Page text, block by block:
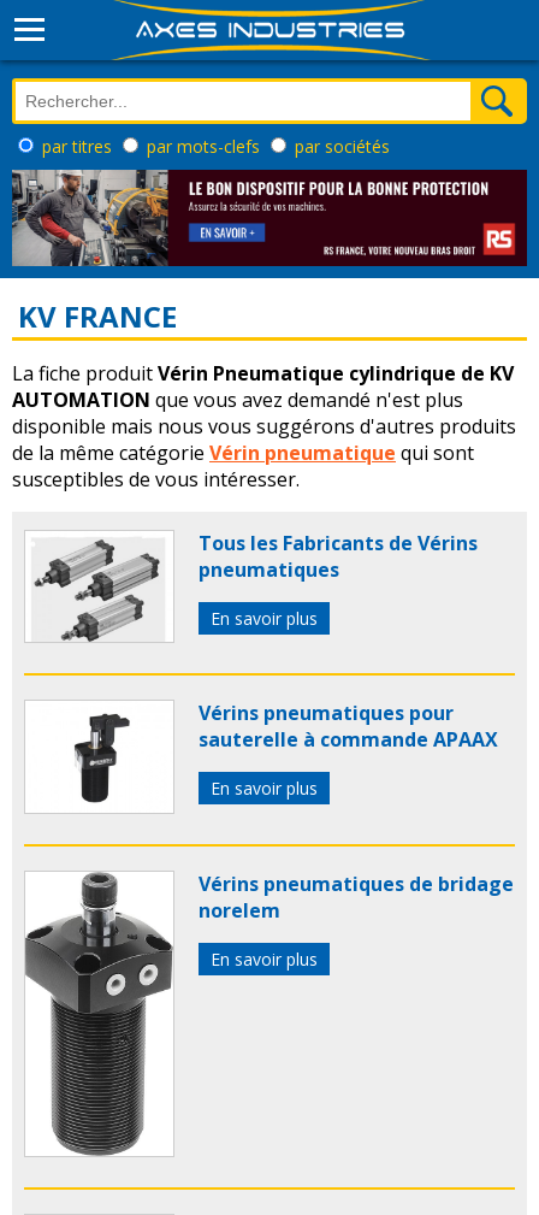
par titres par mots-clefs par sociétés
KV FRANCE
La fiche produitVérin Pneumatique cylindrique de KV
AUTOMATION que vous avez demandé n'est plus
disponible mais nous vous suggérons d'autres produits
de la même catégorie Vérin pneumatique qui sont
susceptibles de vous intéresser.
Tous les Fabricants de Vérins
pneumatiques
En savoir plus
Vérins pneumatiques pour
sauterelle à commande APAAX
En savoir plus
Vérins pneumatiques de bridage
norelem
En savoir plus